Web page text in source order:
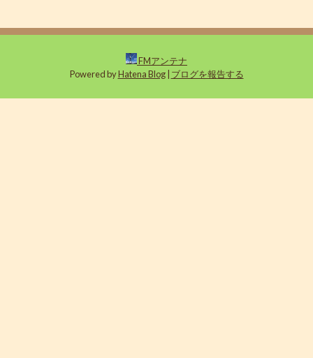
FMアンテナ
Powered byHatena Blog| ブログを報告する